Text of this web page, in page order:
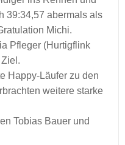
39:34,57 abermals als
Michi.
Pfleger (Hurtigflink
Happy-Läufer zu den
weitere starke
Tobias Bauer und